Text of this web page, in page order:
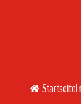
Startseite